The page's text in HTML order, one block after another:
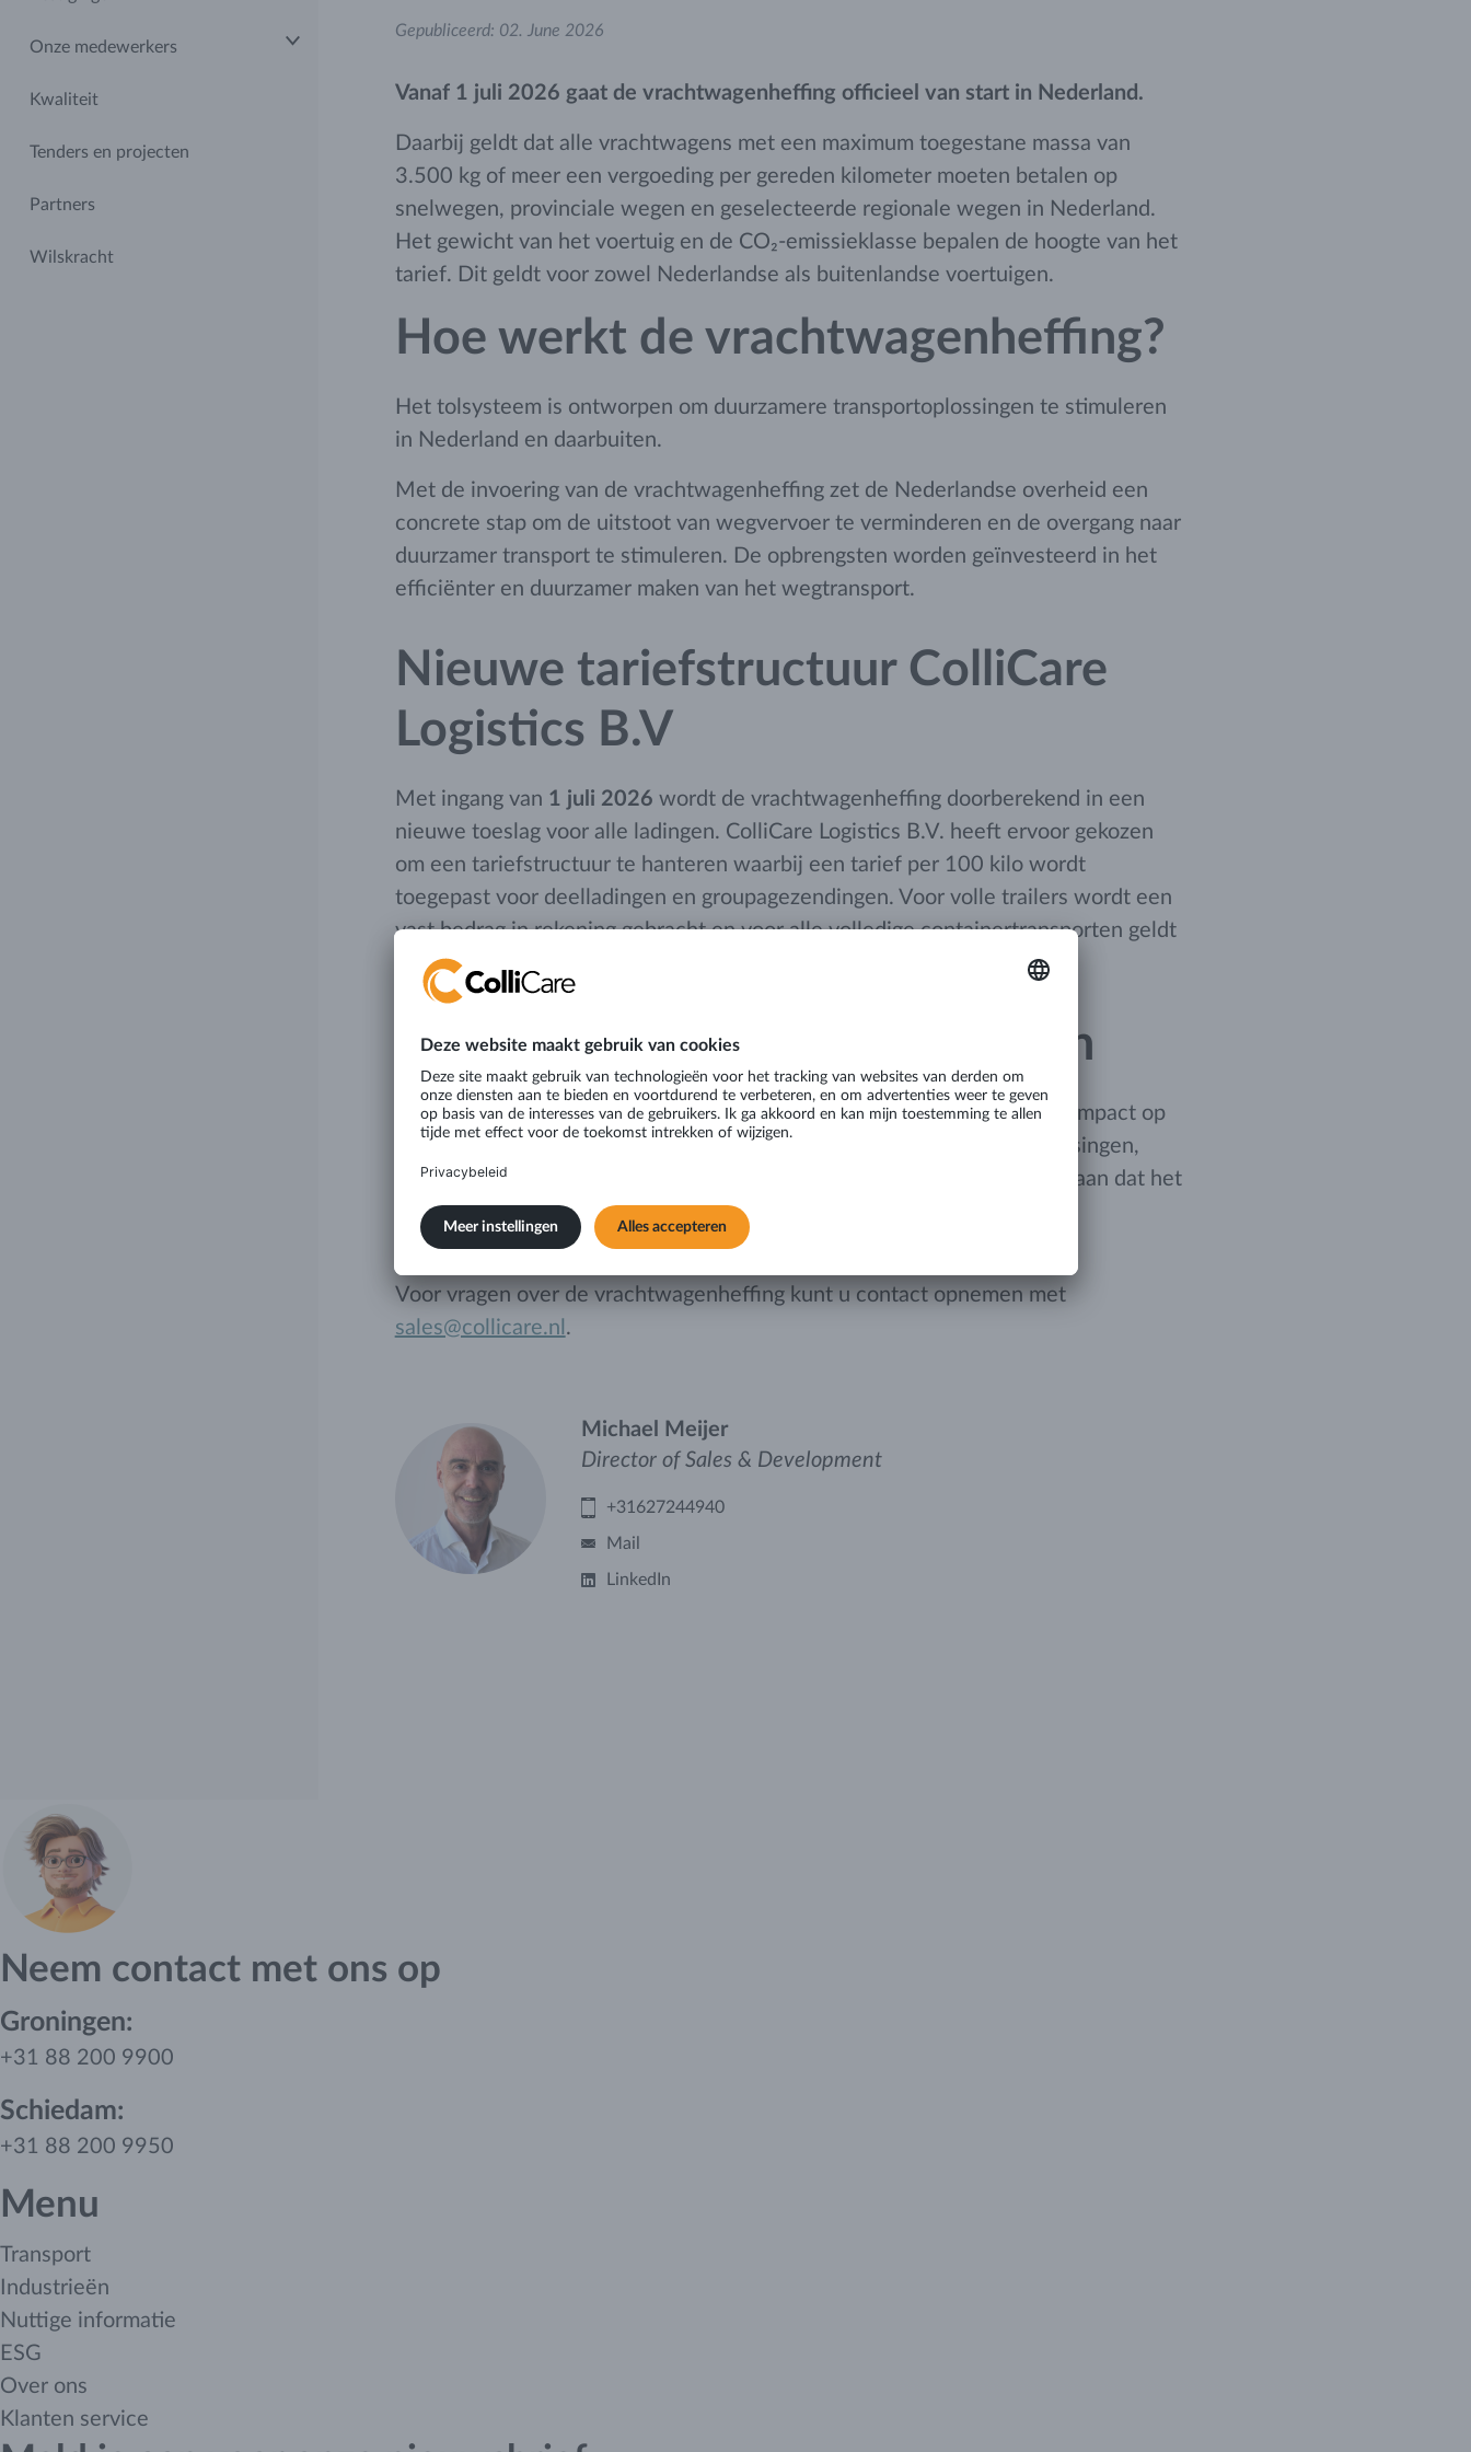
Onze medewerkers
Kwaliteit
Tenders en projecten
Partners
Wilskracht
Gepubliceerd: 02. June 2026
Vanaf 1 juli 2026 gaat de vrachtwagenheffing officieel van start in Nederland.
Daarbij geldt dat alle vrachtwagens met een maximum toegestane massa van
3.500 kg of meer een vergoeding per gereden kilometer moeten betalen op
snelwegen, provinciale wegen en geselecteerde regionale wegen in Nederland.
Het gewicht van het voertuig en de CO₂-emissieklasse bepalen de hoogte van het
tarief. Dit geldt voor zowel Nederlandse als buitenlandse voertuigen.
Hoe werkt de vrachtwagenheffing?
Het tolsysteem is ontworpen om duurzamere transportoplossingen te stimuleren
in Nederland en daarbuiten.
Met de invoering van de vrachtwagenheffing zet de Nederlandse overheid een
concrete stap om de uitstoot van wegvervoer te verminderen en de overgang naar
duurzamer transport te stimuleren. De opbrengsten worden geïnvesteerd in het
efficiënter en duurzamer maken van het wegtransport.
Nieuwe tariefstructuur ColliCare
Logistics B.V
Met ingang van 1 juli 2026 wordt de vrachtwagenheffing doorberekend in een
nieuwe toeslag voor alle ladingen. ColliCare Logistics B.V. heeft ervoor gekozen
om een tariefstructuur te hanteren waarbij een tarief per 100 kilo wordt
toegepast voor deelladingen en groupagezendingen. Voor volle trailers wordt een
vast bedrag in rekening gebracht en voor alle volledige containertransporten geldt
een tarief per kilometer
Slimmere logistieke oplossingen
Bij ColliCare Logistics werken wij actief aan het verminderen van onze impact op
het milieu. Daarom optimaliseren wij onze intermodale logistieke oplossingen,
waarbij we zee-, rail- en wegtransport combineren. Deze aanpak toont aan dat het
mogelijk is om uitstoot te verminderen zonder concessies te doen aan
transittijden.
Voor vragen over de vrachtwagenheffing kunt u contact opnemen met
sales@collicare.nl .
Michael Meijer
Director of Sales & Development
+31627244940
Mail
LinkedIn
Neem contact met ons op
Groningen:
+31 88 200 9900
Schiedam:
+31 88 200 9950
Menu
Transport
Industrieën
Nuttige informatie
ESG
Over ons
Klanten service